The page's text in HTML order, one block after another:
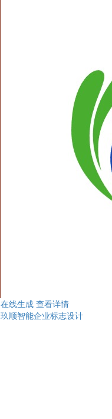
在线生成 查看详情
玖顺智能企业标志设计